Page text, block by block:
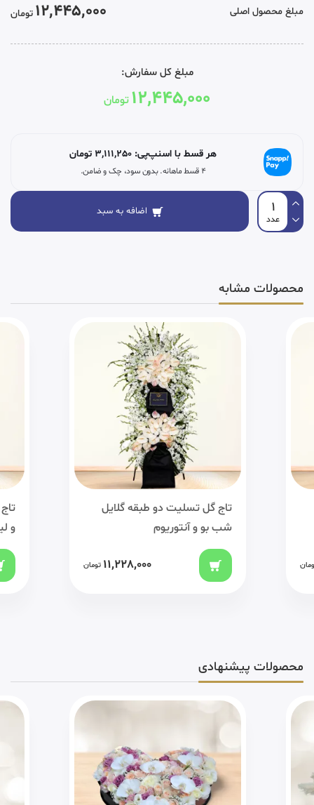
مبلغ محصول اصلی 12,445,000 تومان
مبلغ کل سفارش:
12,445,000تومان
هر قسط با اسنپ‌پی: 3,111,250 تومان
۴ قسط ماهانه. بدون سود، چک و ضامن.
اضافه به سبد
محصولات مشابه
تاج گل تسلیت دو طبقه گلایل
شب بو و آنتوریوم
11,228,000 تومان
و
محصولات پیشنهادی